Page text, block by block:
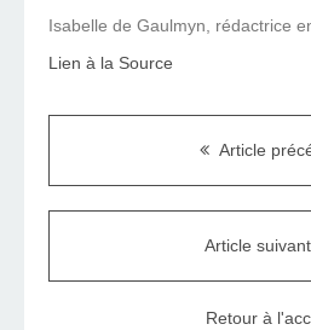
Isabelle de Gaulmyn, rédactrice
Lien à la Source
Article
Article suivant
Retour à